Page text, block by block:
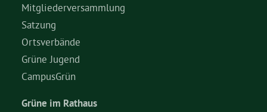
Termine
Kontakt
Mitgliederversammlung
Satzung
Ortsverbände
Grüne Jugend
CampusGrün
Grüne im Rathaus